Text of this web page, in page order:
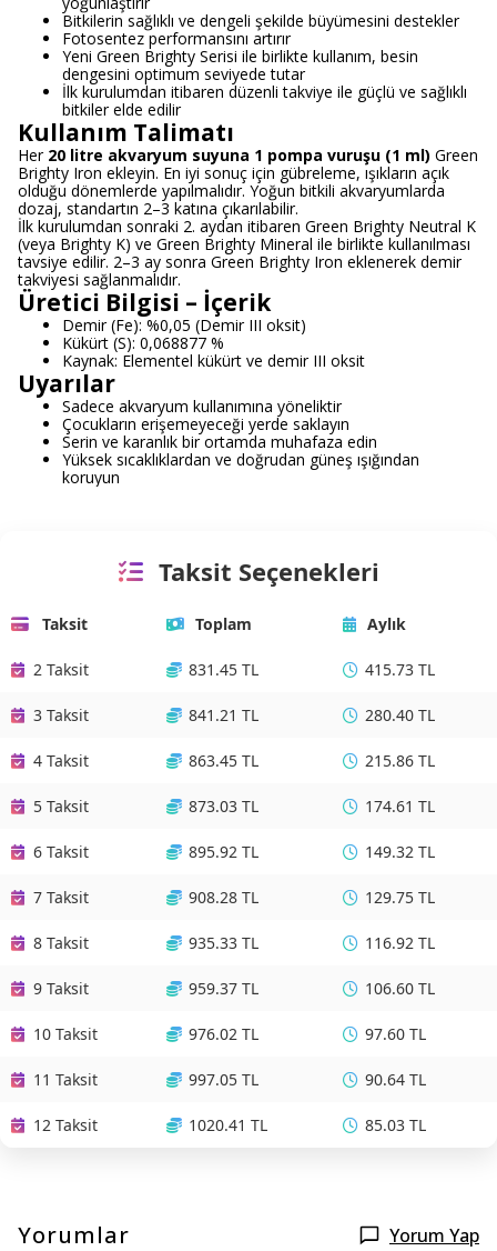
Bitkilerin sağlıklı ve dengeli şekilde büyümesini destekler
Fotosentez performansını artırır
Yeni Green Brighty Serisi ile birlikte kullanım, besin
dengesini optimum seviyede tutar
İlk kurulumdan itibaren düzenli takviye ile güçlü ve sağlıklı
bitkiler elde edilir
Kullanım Talimatı
Her 20 litre akvaryum suyuna 1 pompa vuruşu (1 ml) Green
Brighty Iron ekleyin. En iyi sonuç için gübreleme, ışıkların açık
olduğu dönemlerde yapılmalıdır. Yoğun bitkili akvaryumlarda
dozaj, standartın 2–3 katına çıkarılabilir.
İlk kurulumdan sonraki 2. aydan itibaren Green Brighty Neutral K
(veya Brighty K) ve Green Brighty Mineral ile birlikte kullanılması
tavsiye edilir. 2–3 ay sonra Green Brighty Iron eklenerek demir
takviyesi sağlanmalıdır.
Üretici Bilgisi – İçerik
Demir (Fe): %0,05 (Demir III oksit)
Kükürt (S): 0,068877 %
Kaynak: Elementel kükürt ve demir III oksit
Uyarılar
Sadece akvaryum kullanımına yöneliktir
Çocukların erişemeyeceği yerde saklayın
Serin ve karanlık bir ortamda muhafaza edin
Yüksek sıcaklıklardan ve doğrudan güneş ışığından
koruyun
Taksit Seçenekleri
Taksit Toplam Aylık
2 Taksit 831.45 TL 415.73 TL
3 Taksit 841.21 TL 280.40 TL
4 Taksit 863.45 TL 215.86 TL
5 Taksit 873.03 TL 174.61 TL
6 Taksit 895.92 TL 149.32 TL
7 Taksit 908.28 TL 129.75 TL
8 Taksit 935.33 TL 116.92 TL
9 Taksit 959.37 TL 106.60 TL
10 Taksit 976.02 TL 97.60 TL
11 Taksit 997.05 TL 90.64 TL
12 Taksit 1020.41 TL 85.03 TL
Yorumlar Yorum Yap